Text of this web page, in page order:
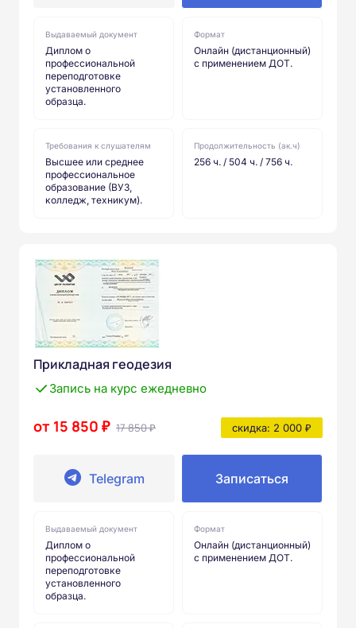
Выдаваемый документ
Диплом о
профессиональной
переподготовке
установленного
образца.
Формат
Онлайн (дистанционный)
с применением ДОТ.
Требования к слушателям
Высшее или среднее
профессиональное
образование (ВУЗ,
колледж, техникум).
Продолжительность (ак.ч)
256 ч. / 504 ч. / 756 ч.
Прикладная геодезия
Запись на курс ежедневно
от 15 850 ₽ 17 850 ₽ скидка: 2 000 ₽
Telegram Записаться
Выдаваемый документ
Диплом о
профессиональной
переподготовке
установленного
образца.
Формат
Онлайн (дистанционный)
с применением ДОТ.